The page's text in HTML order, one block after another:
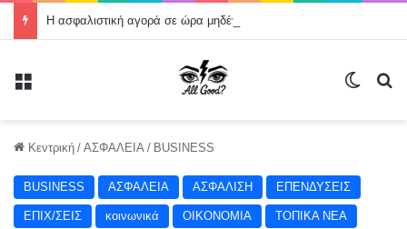
Κεντρική / ΑΣΦΑΛΕΙΑ / BUSINESS
BUSINESS ΑΣΦΑΛΕΙΑ ΑΣΦΑΛΙΣΗ ΕΠΕΝΔΥΣΕΙΣ
ΕΠΙΧ/ΣΕΙΣ κοινωνικά ΟΙΚΟΝΟΜΙΑ ΤΟΠΙΚΑ ΝΕΑ